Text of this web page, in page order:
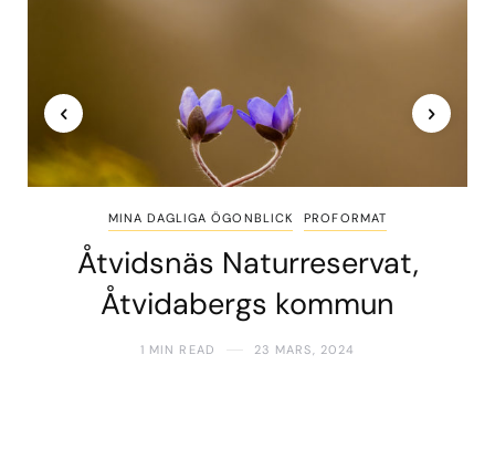
MINA DAGLIGA ÖGONBLICK PROFORMAT
Åtvidsnäs Naturreservat,
Åtvidabergs kommun
1 MIN READ 23 MARS, 2024